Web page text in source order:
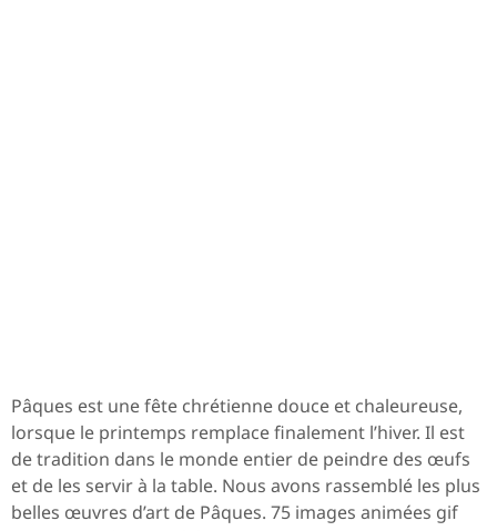
Pâques est une fête chrétienne douce et chaleureuse,
lorsque le printemps remplace finalement l’hiver. Il est
de tradition dans le monde entier de peindre des œufs
et de les servir à la table. Nous avons rassemblé les plus
belles œuvres d’art de Pâques. 75 images animées gif